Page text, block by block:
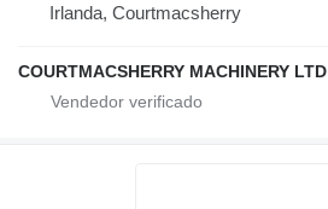
Irlanda, Courtmacsherry
COURTMACSHERRY MACHINERY LTD